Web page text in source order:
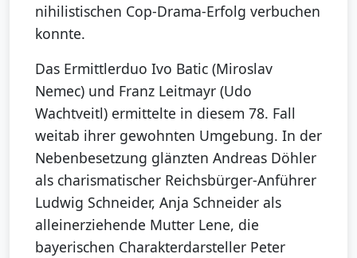
nihilistischen Cop-Drama-Erfolg verbuchen
konnte.
Das Ermittlerduo Ivo Batic (Miroslav
Nemec) und Franz Leitmayr (Udo
Wachtveitl) ermittelte in diesem 78. Fall
weitab ihrer gewohnten Umgebung. In der
Nebenbesetzung glänzten Andreas Döhler
als charismatischer Reichsbürger-Anführer
Ludwig Schneider, Anja Schneider als
alleinerziehende Mutter Lene, die
bayerischen Charakterdarsteller Peter